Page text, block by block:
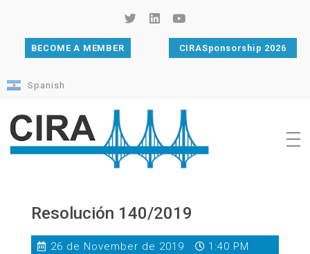
BECOME A MEMBER CIRASponsorship 2026
Spanish
Resolución 140/2019
26 de November de 2019
1:40 PM